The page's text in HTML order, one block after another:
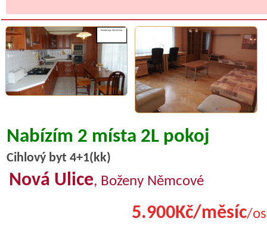
Nabízím 2 místa 2L pokoj
Cihlový byt 4+1(kk)
Nová Ulice, Boženy Němcové
5.900Kč/měsíc/